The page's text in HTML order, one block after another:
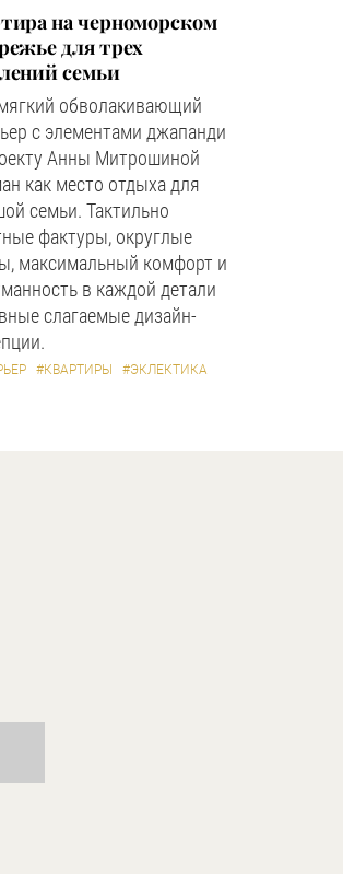
на черноморском
для трех
семьи
обволакивающий
с элементами джапанди
Анны Митрошиной
как место отдыха для
семьи. Тактильно
фактуры, округлые
максимальный комфорт и
в каждой детали
слагаемые дизайн-
#КВАРТИРЫ
#ЭКЛЕКТИКА